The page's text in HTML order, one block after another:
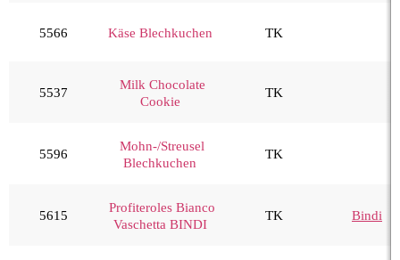
Seafood, Fisch & Meeresfrüchte
5566 Käse Blechkuchen TK
5537
Milk Chocolate
Cookie
TK
5596
Mohn-/Streusel
Blechkuchen
TK
5615
Profiteroles Bianco
Vaschetta BINDI
TK Bindi